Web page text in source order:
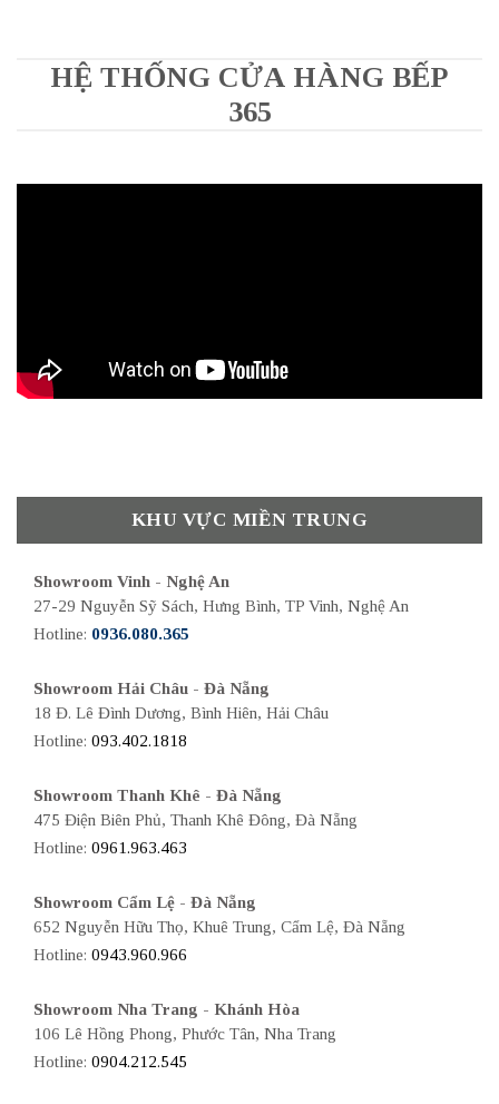
HỆ THỐNG CỬA HÀNG BẾP
365
KHU VỰC MIỀN TRUNG
Showroom Vinh - Nghệ An
27-29 Nguyễn Sỹ Sách, Hưng Bình, TP Vinh, Nghệ An
Hotline: 0936.080.365
Showroom Hải Châu - Đà Nẵng
18 Đ. Lê Đình Dương, Bình Hiên, Hải Châu
Hotline: 093.402.1818
Showroom Thanh Khê - Đà Nẵng
475 Điện Biên Phủ, Thanh Khê Đông, Đà Nẵng
Hotline: 0961.963.463
Showroom Cẩm Lệ - Đà Nẵng
652 Nguyễn Hữu Thọ, Khuê Trung, Cẩm Lệ, Đà Nẵng
Hotline: 0943.960.966
Showroom Nha Trang - Khánh Hòa
106 Lê Hồng Phong, Phước Tân, Nha Trang
Hotline: 0904.212.545